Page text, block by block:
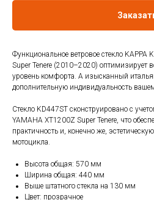
Функциональное ветровое стекло
Super Tenere (2010–2020) оптимизирует
уровень комфорта. А изысканный
дополнительную индивидуальность
Стекло KD447ST сконструировано с
YAMAHA XT1200Z Super Tenere, что
практичность и, конечно же,
мотоцикла.
Высота общая: 570 мм
Ширина общая: 440 мм
Выше штатного стекла на 130 мм
Цвет: прозрачное